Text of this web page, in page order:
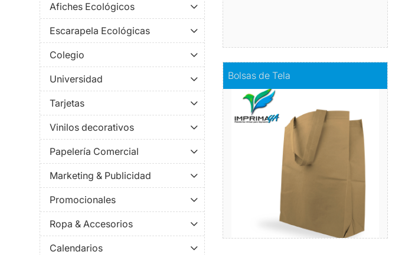
Afiches Ecológicos
Escarapela Ecológicas
Colegio
Universidad
Tarjetas
Vinilos decorativos
Papelería Comercial
Marketing & Publicidad
Promocionales
Ropa & Accesorios
Calendarios
Bolsas de Tela
A comparación de las bolsas plásticas,
estas serán más resistentes y no se
romperán con facilidad. Y el color es
tu elección.
Comprar
Comprar